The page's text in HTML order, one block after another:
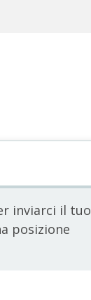
inviarci il tuo
posizione